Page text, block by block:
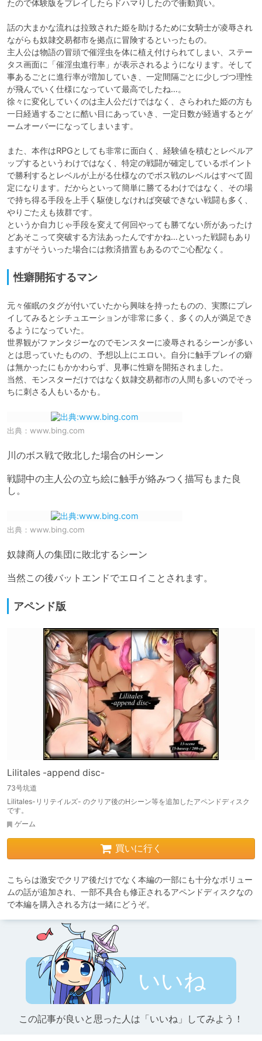
たので体験版をプレイしたらドハマりしたので衝動買い。
話の大まかな流れは拉致された姫を助けるために女騎士が凌辱され
ながらも奴隷交易都市を拠点に冒険するといったもの。
主人公は物語の冒頭で催淫虫を体に植え付けられてしまい、ステー
タス画面に「催淫虫進行率」が表示されるようになります。そして
事あるごとに進行率が増加していき、一定間隔ごとに少しづつ理性
が飛んでいく仕様になっていて最高でしたね…。
徐々に変化していくのは主人公だけではなく、さらわれた姫の方も
一日経過するごとに酷い目にあっていき、一定日数が経過するとゲ
ームオーバーになってしまいます。
また、本作はRPGとしても非常に面白く、経験値を積むとレベルア
ップするというわけではなく、特定の戦闘が確定しているポイント
で勝利するとレベルが上がる仕様なのでボス戦のレベルはすべて固
定になります。だからといって簡単に勝てるわけではなく、その場
で持ち得る手段を上手く駆使しなければ突破できない戦闘も多く、
やりごたえも抜群です。
というか自力じゃ手段を変えて何回やっても勝てない所があったけ
どあそこって突破する方法あったんですかね…といった戦闘もあり
ますがそういった場合には救済措置もあるのでご心配なく。
性癖開拓するマン
元々催眠のタグが付いていたから興味を持ったものの、実際にプレ
イしてみるとシチュエーションが非常に多く、多くの人が満足でき
るようになっていた。
世界観がファンタジーなのでモンスターに凌辱されるシーンが多い
とは思っていたものの、予想以上にエロい。自分に触手プレイの癖
は無かったにもかかわらず、見事に性癖を開拓されました。
当然、モンスターだけではなく奴隷交易都市の人間も多いのでそっ
ちに刺さる人もいるかも。
出典： www.bing.com
川のボス戦で敗北した場合のHシーン
戦闘中の主人公の立ち絵に触手が絡みつく描写もまた良
出典： www.bing.com
奴隷商人の集団に敗北するシーン
当然この後バットエンドでエロイことされます。
アペンド版
Lilitales -append disc-
73号坑道
Lilitales-リリテイルズ- のクリア後のHシーン等を追加したアペンドディスク
です。
ゲーム
買いに行く
こちらは激安でクリア後だけでなく本編の一部にも十分なボリュー
ムの話が追加され、一部不具合も修正されるアペンドディスクなの
で本編を購入される方は一緒にどうぞ。
いいね
この記事が良いと思った人は「いいね」してみよう！